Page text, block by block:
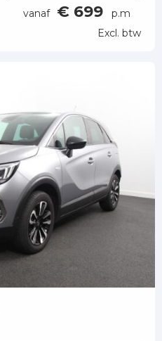
vanaf € 699
p.m
Excl. btw